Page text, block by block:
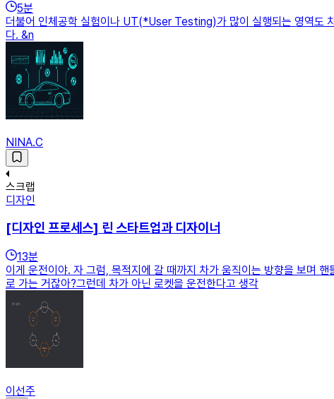
5분
더불어 인체공학 실험이나 UT(*User Testing)가 많이 실행되는 영역도
다. &n
NINA.C
스크랩
디자인
[디자인 프로세스] 린 스타트업과 디자이너
13분
이게 운전이야. 자 그럼, 목적지에 갈 때까지 차가 움직이는 방향을 보며
로 가는 거잖아?그런데 차가 아닌 로켓을 운전한다고 생각
이선주